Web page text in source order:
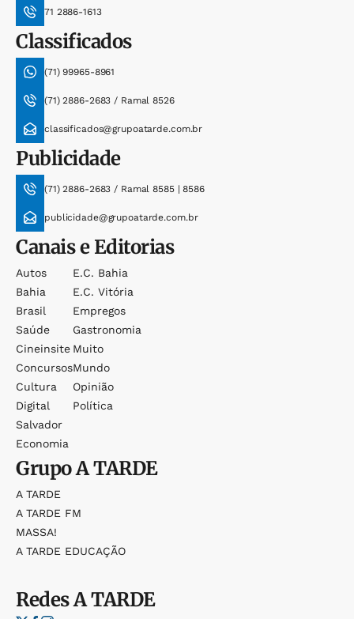
71 2886-1613
Classificados
(71) 99965-8961
(71) 2886-2683 / Ramal 8526
classificados@grupoatarde.com.br
Publicidade
(71) 2886-2683 / Ramal 8585 | 8586
publicidade@grupoatarde.com.br
Canais e Editorias
Autos
Bahia
Brasil
Saúde
Cineinsite
Concursos
Cultura
Digital
Salvador
Economia
E.c. Bahia
E.c. Vitória
Empregos
Gastronomia
Muito
Mundo
Opinião
Política
GrupoA TARDE
A TARDE
A TARDE FM
MASSA!
A TARDE EDUCAÇÃO
RedesA TARDE